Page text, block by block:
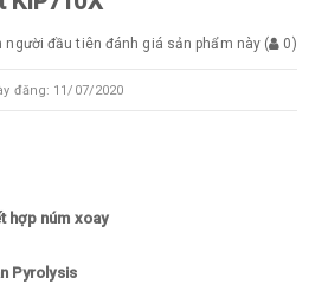
người đầu tiên đánh giá sản phẩm này ( 0)
đăng: 11/07/2020
hợp núm xoay
Pyrolysis